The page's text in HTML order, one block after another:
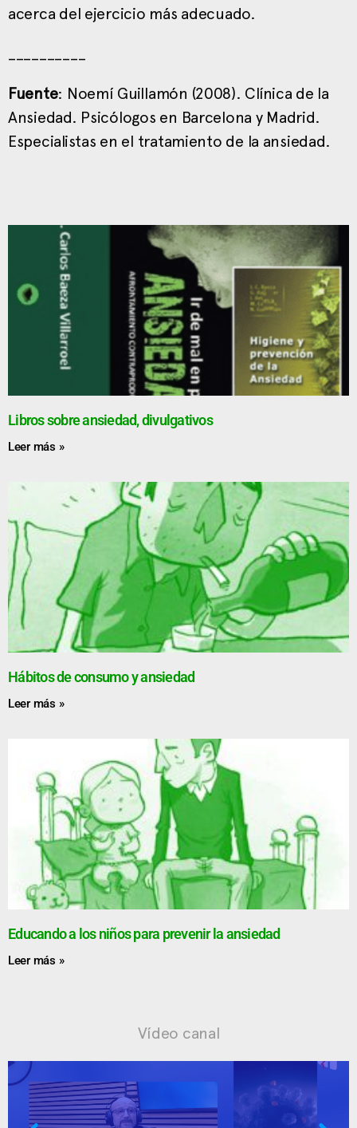
acerca del ejercicio más adecuado.
Fuente: Noemí Guillamón (2008). Clínica de la
Ansiedad. Psicólogos en Barcelona y Madrid.
Especialistas en el tratamiento de la ansiedad.
Libros sobre ansiedad, divulgativos
Leer más »
Hábitos de consumo y ansiedad
Leer más »
Educando a los niños para prevenir la ansiedad
Leer más »
Vídeo canal